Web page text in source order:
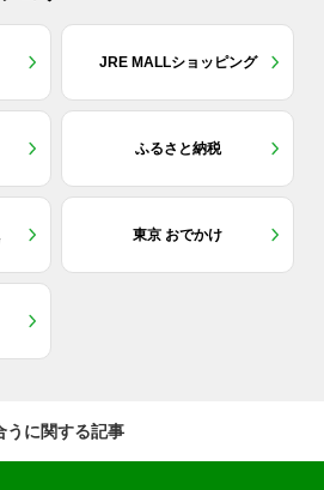
JRE MALLショッピング
ふるさと納税
東京 おでかけ
うに関する記事